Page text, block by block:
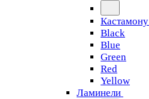
Кастамону
Black
Blue
Green
Red
Yellow
Ламинели